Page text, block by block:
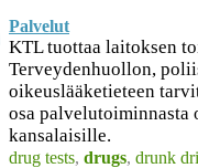
Palvelut
KTL tuottaa laitoksen
Terveydenhuollon,
oikeuslääketieteen
osa palvelutoiminnasta
kansalaisille.
drug tests, drugs, drunk